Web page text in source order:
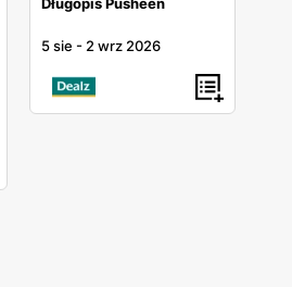
Długopis Pusheen
5 sie - 2 wrz 2026